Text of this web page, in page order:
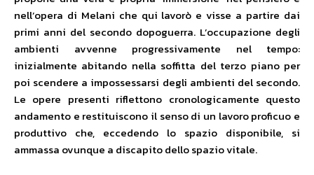
nell’opera di Melani che qui lavorò e visse a partire dai
primi anni del secondo dopoguerra. L’occupazione degli
ambienti avvenne progressivamente nel tempo:
inizialmente abitando nella soffitta del terzo piano per
poi scendere a impossessarsi degli ambienti del secondo.
Le opere presenti riflettono cronologicamente questo
andamento e restituiscono il senso di un lavoro proficuo e
produttivo che, eccedendo lo spazio disponibile, si
ammassa ovunque a discapito dello spazio vitale.